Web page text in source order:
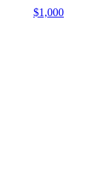
$1,000